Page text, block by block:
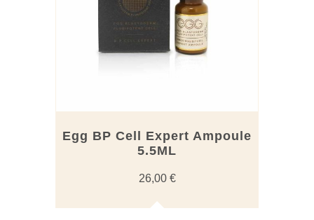
Egg BP Cell Expert Ampoule
5.5ML
26,00 €